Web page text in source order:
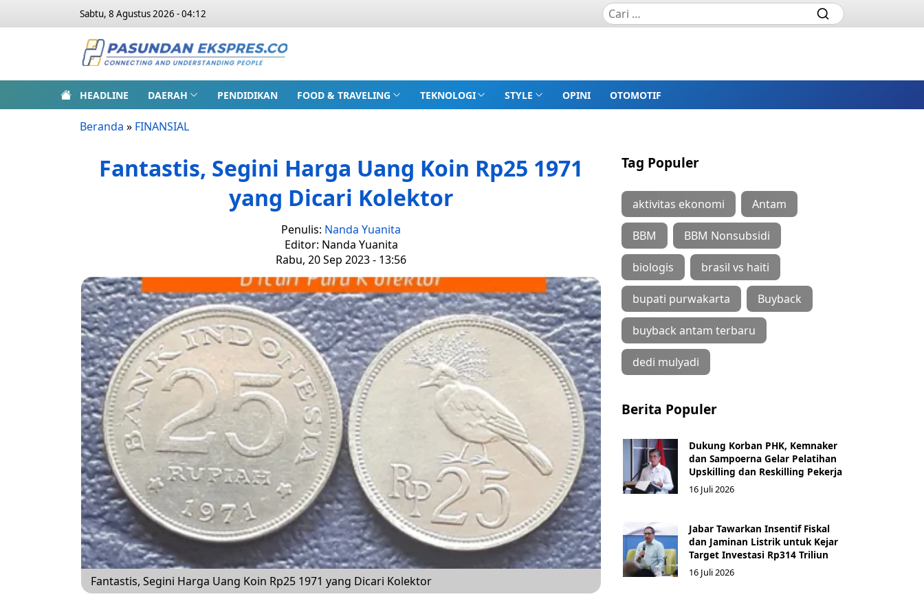
Sabtu, 8 Agustus 2026 - 04:12
HEADLINE DAERAH PENDIDIKAN FOOD & TRAVELING TEKNOLOGI STYLE OPINI OTOMOTIF
Beranda » FINANSIAL
Fantastis, Segini Harga Uang Koin Rp25 1971
yang Dicari Kolektor
Penulis: Nanda Yuanita
Editor: Nanda Yuanita
Rabu, 20 Sep 2023 - 13:56
Fantastis, Segini Harga Uang Koin Rp25 1971 yang Dicari Kolektor
Tag Populer
aktivitas ekonomi Antam
BBM BBM Nonsubsidi
biologis brasil vs haiti
bupati purwakarta Buyback
buyback antam terbaru
dedi mulyadi
Berita Populer
Dukung Korban PHK, Kemnaker
dan Sampoerna Gelar Pelatihan
Upskilling dan Reskilling Pekerja
16 Juli 2026
Jabar Tawarkan Insentif Fiskal
dan Jaminan Listrik untuk Kejar
Target Investasi Rp314 Triliun
16 Juli 2026